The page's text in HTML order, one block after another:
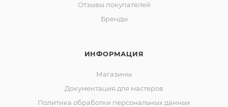
Отзывы покупателей
Бренды
ИНФОРМАЦИЯ
Магазины
Документация для мастеров
Политика обработки персональных данных